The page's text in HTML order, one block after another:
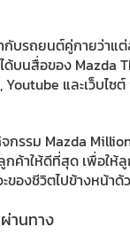
บรถยนต์คู่กายว่าแต่
ด้บนสื่อของ Mazda
และเว็บไซต์
รรม Mazda
าให้ดีที่สุด เพื่อให้ลู
องชีวิตไปข้างหน้า
านทาง